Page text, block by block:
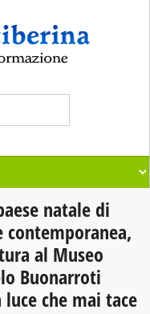
natale di
contemporanea,
al Museo
Buonarroti
che mai tace